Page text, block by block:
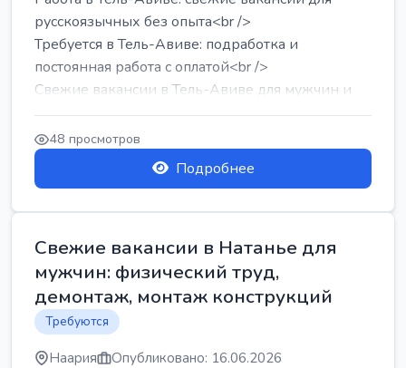
русскоязычных без опыта<br />
Требуется в Тель-Авиве: подработка и
постоянная работа с оплатой<br />
Свежие вакансии в Тель-Авиве для мужчин и
женщин от хозя...
48 просмотров
Подробнее
Свежие вакансии в Натанье для
мужчин: физический труд,
демонтаж, монтаж конструкций
Требуются
Наария Опубликовано: 16.06.2026